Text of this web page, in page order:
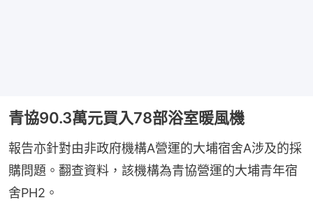
青協90.3萬元買入78部浴室暖風機
報告亦針對由非政府機構A營運的大埔宿舍A涉及的採
購問題。翻查資料，該機構為青協營運的大埔青年宿
舍PH2。